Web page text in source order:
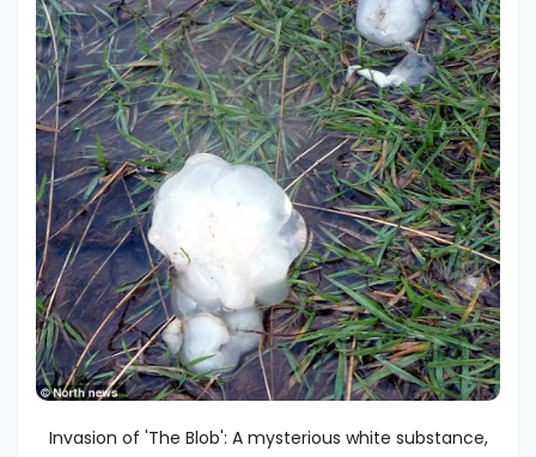
Invasion of 'The Blob': A mysterious white substance,